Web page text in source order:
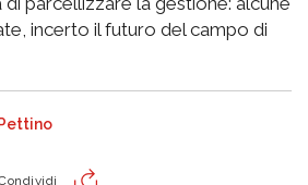
incerto il futuro del campo di